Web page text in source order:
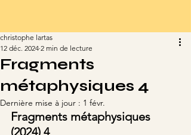
Fragments
métaphysiques 4
christophe lartas
12 déc. 2024 2 min de lecture
Dernière mise à jour : 1 févr.
Fragments métaphysiques
(2024) 4